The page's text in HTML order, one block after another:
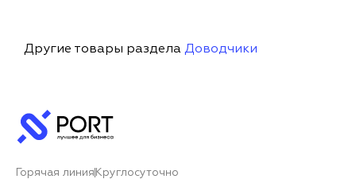
Другие товары раздела Доводчики
Горячая линия Круглосуточно